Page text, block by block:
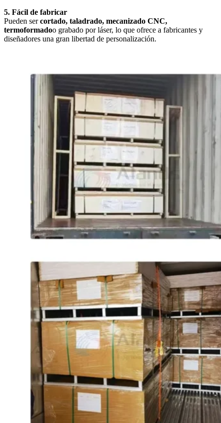
5. Fácil de fabricar
Pueden sercortado, taladrado, mecanizado CNC,
termoformadoo grabado por láser, lo que ofrece a fabricantes y
diseñadores una gran libertad de personalización.